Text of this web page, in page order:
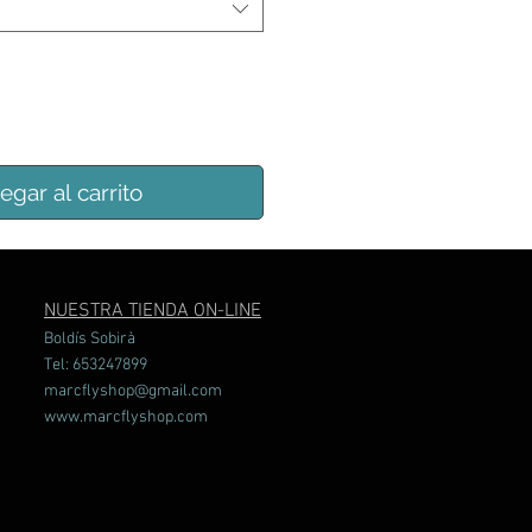
al carrito
NUESTRA TIENDA ON-LINE
Boldís Sobirà
Tel: 653247899
marcflyshop@gmail.com
www.marcflyshop.com